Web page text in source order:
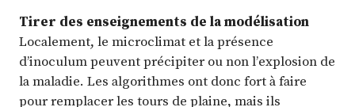
Tirer des enseignements de la modélisation
Localement, le microclimat et la présence
d’inoculum peuvent précipiter ou non l’explosion de
la maladie. Les algorithmes ont donc fort à faire
pour remplacer les tours de plaine, mais ils